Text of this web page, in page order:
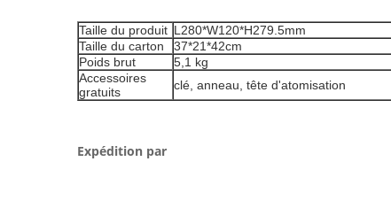
Taille du produit L280*W120*H279.5mm
Taille du carton
37*21*42cm
Poids brut
5,1 kg
Accessoires
gratuits
clé, anneau, tête d'atomisation
Expédition par